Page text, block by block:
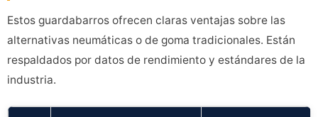
Estos guardabarros ofrecen claras ventajas sobre las
alternativas neumáticas o de goma tradicionales. Están
respaldados por datos de rendimiento y estándares de la
industria.